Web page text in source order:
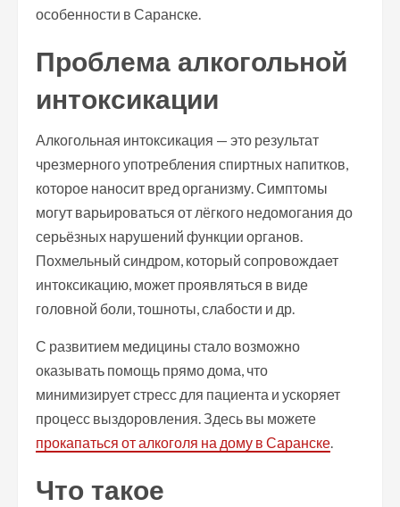
особенности в Саранске.
Проблема алкогольной
интоксикации
Алкогольная интоксикация — это результат
чрезмерного употребления спиртных напитков,
которое наносит вред организму. Симптомы
могут варьироваться от лёгкого недомогания до
серьёзных нарушений функции органов.
Похмельный синдром, который сопровождает
интоксикацию, может проявляться в виде
головной боли, тошноты, слабости и др.
С развитием медицины стало возможно
оказывать помощь прямо дома, что
минимизирует стресс для пациента и ускоряет
процесс выздоровления. Здесь вы можете
прокапаться от алкоголя на дому в Саранске.
Что такое